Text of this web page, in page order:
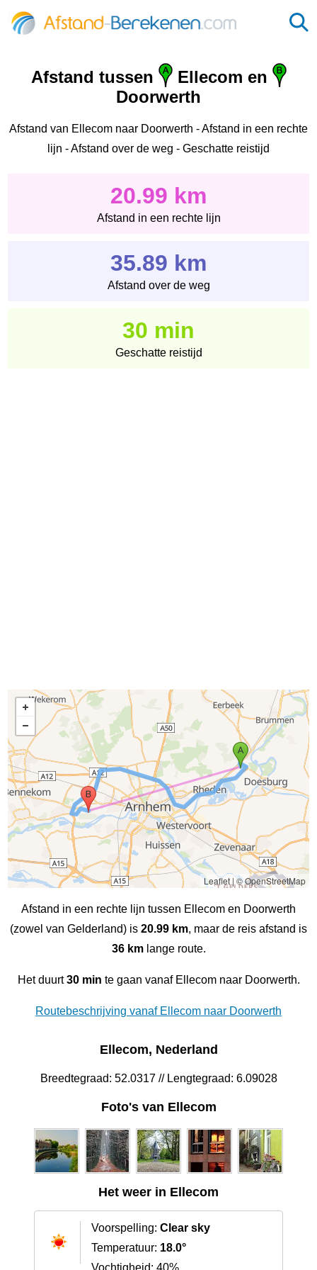
Afstand tussen
Ellecom en
Doorwerth
Afstand van Ellecom naar Doorwerth - Afstand in een rechte
lijn - Afstand over de weg - Geschatte reistijd
20.99 km
Afstand in een rechte lijn
35.89 km
Afstand over de weg
30 min
Geschatte reistijd
Leaflet|© OpenStreetMap
Afstand in een rechte lijn tussen Ellecom en Doorwerth
(zowel van Gelderland) is 20.99 km, maar de reis afstand is
36 kmlange route.
Het duurt30 min te gaan vanaf Ellecom naar Doorwerth.
Routebeschrijving vanaf Ellecom naar Doorwerth
Ellecom, Nederland
Breedtegraad: 52.0317 // Lengtegraad: 6.09028
Foto's van Ellecom
Het weer in Ellecom
Voorspelling: Clear sky
Temperatuur: 18.0°